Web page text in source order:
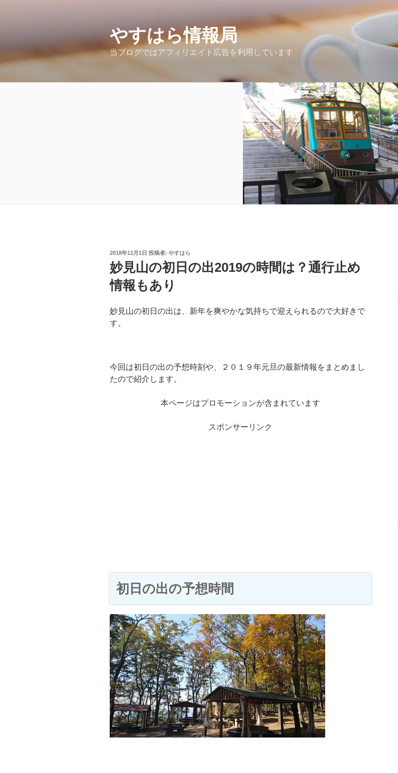
へ
やすはら情報局
当ブログではアフィリエイト広告を利用しています
投
稿
日:
2018年12月1日 投稿者: やすはら
妙見山の初日の出2019の時間は？通行止め
情報もあり
妙見山の初日の出は、新年を爽やかな気持ちで迎えられるので大好きで
す。
今回は初日の出の予想時刻や、２０１９年元旦の最新情報をまとめまし
たので紹介します。
本ページはプロモーションが含まれています
スポンサーリンク
初日の出の予想時間